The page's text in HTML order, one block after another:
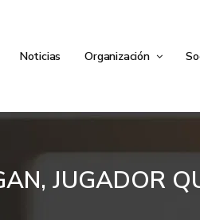
Noticias Organización
JUGADOR